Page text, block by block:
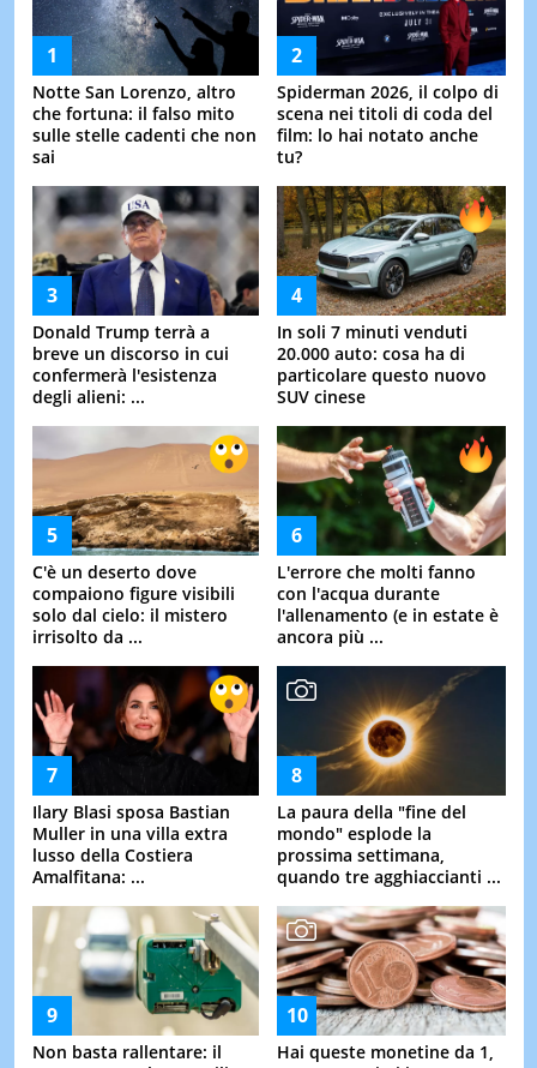
Notte San Lorenzo, altro
che fortuna: il falso mito
sulle stelle cadenti che non
sai
Spiderman 2026, il colpo di
scena nei titoli di coda del
film: lo hai notato anche
tu?
Donald Trump terrà a
breve un discorso in cui
confermerà l'esistenza
degli alieni: ...
In soli 7 minuti venduti
20.000 auto: cosa ha di
particolare questo nuovo
SUV cinese
C'è un deserto dove
compaiono figure visibili
solo dal cielo: il mistero
irrisolto da ...
L'errore che molti fanno
con l'acqua durante
l'allenamento (e in estate è
ancora più ...
Ilary Blasi sposa Bastian
Muller in una villa extra
lusso della Costiera
Amalfitana: ...
La paura della "fine del
mondo" esplode la
prossima settimana,
quando tre agghiaccianti ...
Non basta rallentare: il
Hai queste monetine da 1,